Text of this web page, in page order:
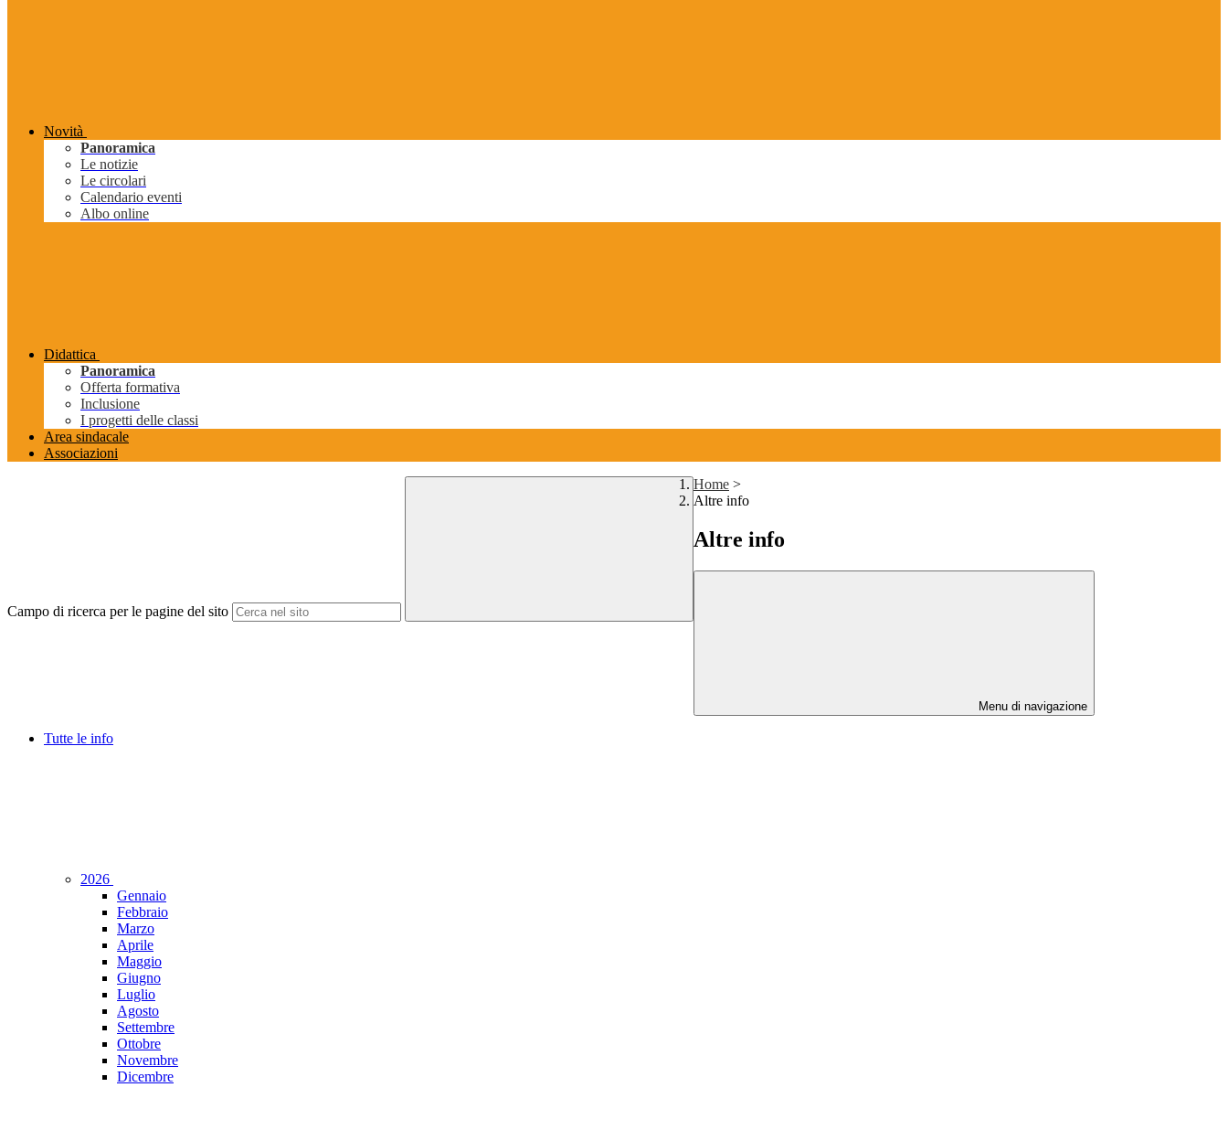
Novità
Panoramica
Le notizie
Le circolari
Calendario eventi
Albo online
Didattica
Panoramica
Offerta formativa
Inclusione
I progetti delle classi
Area sindacale
Associazioni
Campo di ricerca per le pagine del sito
Home >
Altre info
Altre info
Menu di navigazione
Tutte le info
2026
Gennaio
Febbraio
Marzo
Aprile
Maggio
Giugno
Luglio
Agosto
Settembre
Ottobre
Novembre
Dicembre